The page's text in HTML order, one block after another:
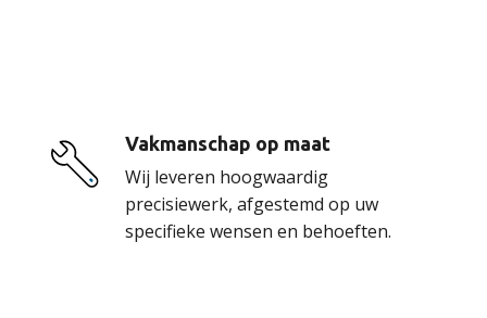
Vakmanschap op maat
Wij leveren hoogwaardig
precisiewerk, afgestemd op uw
specifieke wensen en behoeften.